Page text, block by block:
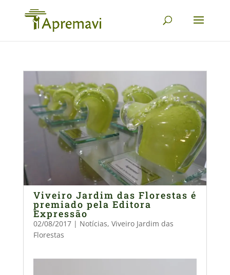
Viveiro Jardim das Florestas é
premiado pela Editora
Expressão
02/08/2017| Notícias, Viveiro Jardim das
Florestas